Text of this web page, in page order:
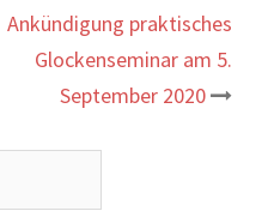
Ankündigung praktisches
Glockenseminar am 5.
September 2020